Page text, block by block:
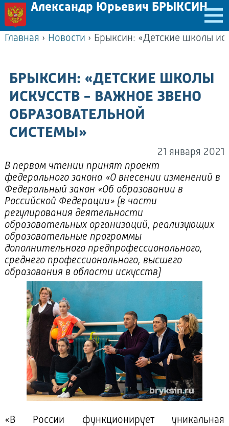
Александр Юрьевич БРЫКСИН
Главная › Новости ›
БРЫКСИН: «ДЕТСКИЕ ШКОЛЫ
ИСКУССТВ - ВАЖНОЕ ЗВЕНО
ОБРАЗОВАТЕЛЬНОЙ
СИСТЕМЫ»
21 января 2021
В первом чтении принят проект
федерального закона «О внесении изменений в
Федеральный закон «Об образовании в
Российской Федерации» (в части
регулирования деятельности
образовательных организаций, реализующих
образовательные программы
дополнительного предпрофессионального,
среднего профессионального, высшего
образования в области искусств)
«В России функционирует уникальная